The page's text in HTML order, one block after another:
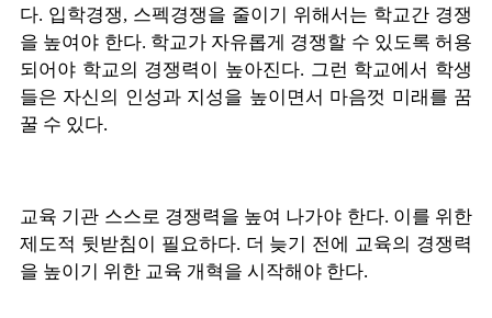
다. 입학경쟁, 스펙경쟁을 줄이기 위해서는 학교간 경쟁
을 높여야 한다. 학교가 자유롭게 경쟁할 수 있도록 허용
되어야 학교의 경쟁력이 높아진다. 그런 학교에서 학생
들은 자신의 인성과 지성을 높이면서 마음껏 미래를 꿈
꿀 수 있다.
교육 기관 스스로 경쟁력을 높여 나가야 한다. 이를 위한
제도적 뒷받침이 필요하다. 더 늦기 전에 교육의 경쟁력
을 높이기 위한 교육 개혁을 시작해야 한다.